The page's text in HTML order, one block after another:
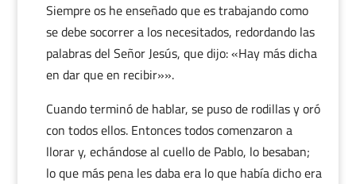
Siempre os he enseñado que es trabajando como
se debe socorrer a los necesitados, redordando las
palabras del Señor Jesús, que dijo: «Hay más dicha
en dar que en recibir»».
Cuando terminó de hablar, se puso de rodillas y oró
con todos ellos. Entonces todos comenzaron a
llorar y, echándose al cuello de Pablo, lo besaban;
lo que más pena les daba era lo que había dicho era